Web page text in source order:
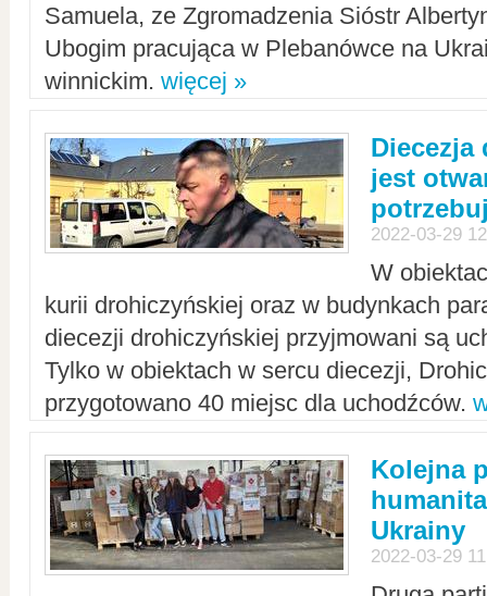
Samuela, ze Zgromadzenia Sióstr
Ubogim pracująca w Plebanówce na
winnickim. więcej »
Diecezja
jest
2022-03-29
W
kurii drohiczyńskiej oraz w budynkach
diecezji drohiczyńskiej przyjmowani są
Tylko w obiektach w sercu diecezji,
przygotowano 40 miejsc dla uchodźców.
Kolejna
Ukrainy
2022-03-29